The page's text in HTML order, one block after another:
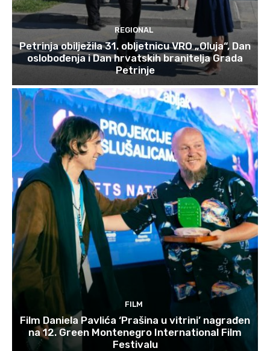
REGIONAL
Petrinja obilježila 31. obljetnicu VRO „Oluja“, Dan
oslobođenja i Dan hrvatskih branitelja Grada
Petrinje
FILM
Film Daniela Pavlića ‘Prašina u vitrini’ nagrađen
na 12. Green Montenegro International Film
Festivalu